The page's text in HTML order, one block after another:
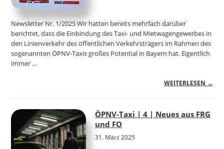
Newsletter Nr. 1/2025 Wir hatten bereits mehrfach darüber
berichtet, dass die Einbindung des Taxi- und Mietwagengewerbes in
den Linienverkehr des öffentlichen Verkehrsträgers im Rahmen des
sogenannten ÖPNV-Taxis großes Potential in Bayern hat. Eigentlich
immer …
WEITERLESEN →
ÖPNV-Taxi | 4 | Neues aus FRG
und FO
31. März 2025